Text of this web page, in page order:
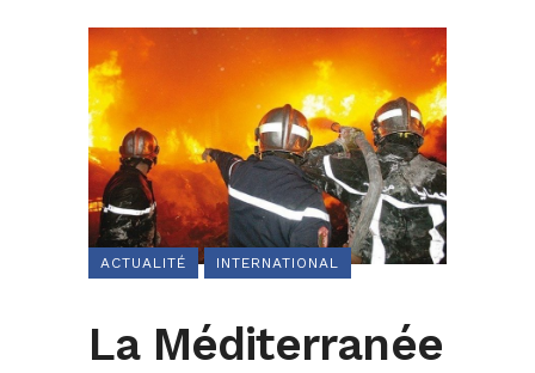
ACTUALITÉ INTERNATIONAL
La Méditerranée